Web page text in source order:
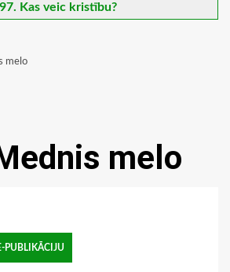
Kas veic kristību?
melo
melo
PUBLIKĀCIJU